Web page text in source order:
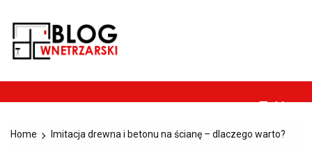
content
architektura.
Menu
Home Imitacja drewna i betonu na ścianę – dlaczego warto?